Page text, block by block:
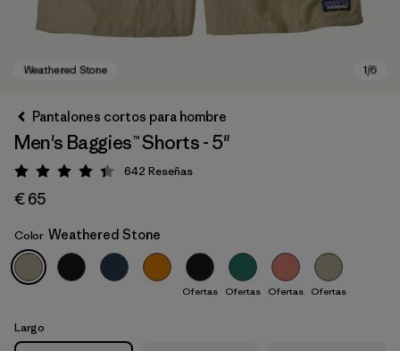
Weathered Stone
Pantalones cortos para hombre
Men's Baggies™ Shorts - 5"
Puntuación: 4.4 / 5
642 Reseñas
€ 65
Color Weathered Stone
Ofertas Ofertas Ofertas Ofertas
Largo